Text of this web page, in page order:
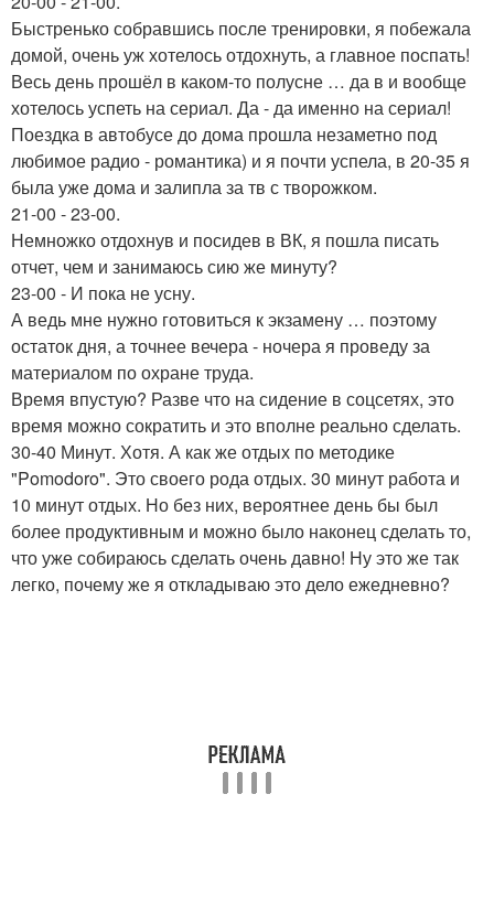
Быстренько собравшись после тренировки, я побежала
домой, очень уж хотелось отдохнуть, а главное поспать!
Весь день прошёл в каком-то полусне … да в и вообще
хотелось успеть на сериал. Да - да именно на сериал!
Поездка в автобусе до дома прошла незаметно под
любимое радио - романтика) и я почти успела, в 20-35 я
была уже дома и залипла за тв с творожком.
21-00 - 23-00.
Немножко отдохнув и посидев в ВК, я пошла писать
отчет, чем и занимаюсь сию же минуту?
23-00 - И пока не усну.
А ведь мне нужно готовиться к экзамену … поэтому
остаток дня, а точнее вечера - ночера я проведу за
материалом по охране труда.
Время впустую? Разве что на сидение в соцсетях, это
время можно сократить и это вполне реально сделать.
30-40 Минут. Хотя. А как же отдых по методике
"Pomodoro". Это своего рода отдых. 30 минут работа и
10 минут отдых. Но без них, вероятнее день бы был
более продуктивным и можно было наконец сделать то,
что уже собираюсь сделать очень давно! Ну это же так
легко, почему же я откладываю это дело ежедневно?